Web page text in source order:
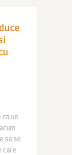
ca un
sa se
care